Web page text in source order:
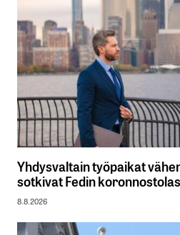
Yhdysvaltain työpaikat
sotkivat Fedin
8.8.2026